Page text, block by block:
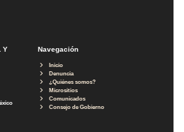
Y
Navegación
Inicio
Denuncia
¿Quiénes somos?
Micrositios
Comunicados
Consejo de Gobierno